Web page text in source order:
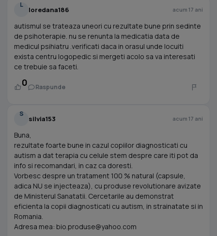
L
loredana186 acum 17 ani
autismul se trateaza uneori cu rezultate bune prin sedinte
de psihoterapie. nu se renunta la medicatia data de
medicul psihiatru .verificati daca in orasul unde locuiti
exista centru logopedic si mergeti acolo sa va interesati
ce trebuie sa faceti.
0 Raspunde
S
silvia153 acum 17 ani
Buna,
rezultate foarte bune in cazul copiilor diagnosticati cu
autism a dat terapia cu celule stem despre care iti pot da
info si recomandari, in caz ca doresti.
Vorbesc despre un tratament 100 % natural (capsule,
adica NU se injecteaza), cu produse revolutionare avizate
de Ministerul Sanatatii. Cercetarile au demonstrat
eficienta la copii diagnosticati cu autism, in strainatate si in
Romania.
Adresa mea: bio.produse@yahoo.com